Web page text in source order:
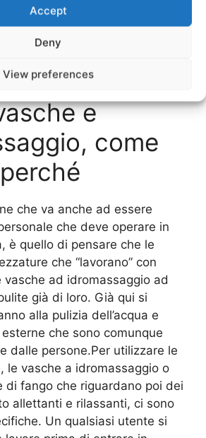
Accept
Deny
View preferences
poi i trattamenti che sono stati
Di
Via Nazionale
e
come
che va anche ad essere
che deve operare in
è quello di pensare che le
che “lavorano” con
vasche ad idromassaggio ad
già di loro. Già qui si
alla pulizia dell’acqua e
che sono comunque
dalle persone.Per utilizzare le
le vasche a idromassaggio o
di fango che riguardano poi dei
allettanti e rilassanti, ci sono
Un qualsiasi utente si